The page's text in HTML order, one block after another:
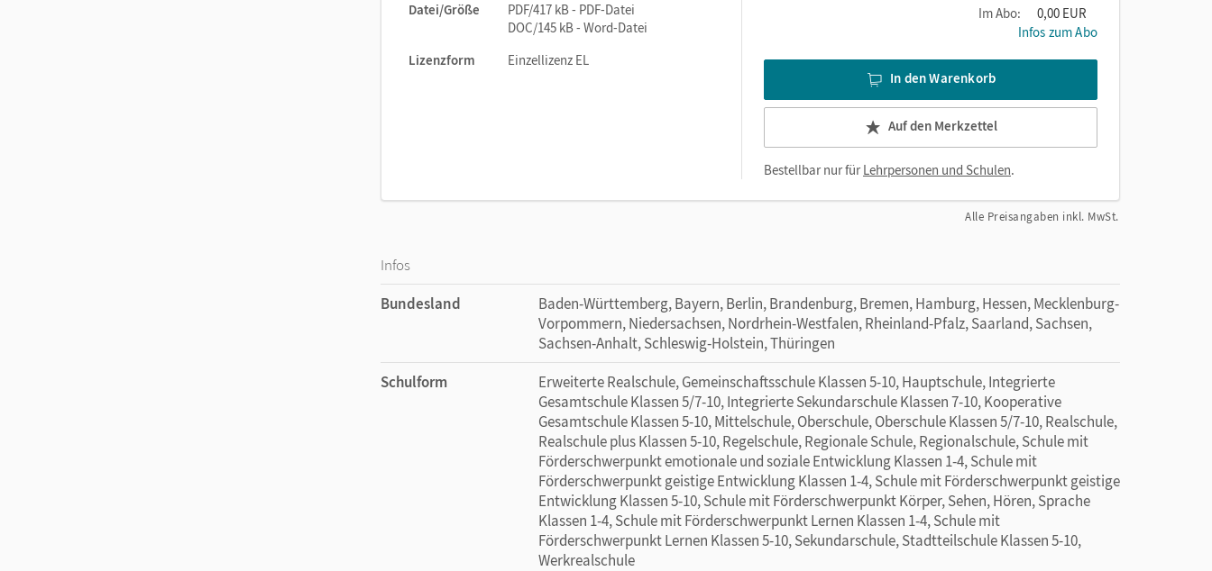
Datei/Größe
PDF/417 kB - PDF-Datei
DOC/145 kB - Word-Datei
Lizenzform
Einzellizenz EL
Im Abo:
0,00 EUR
Infos zum Abo
In den Warenkorb
Auf den Merkzettel
Bestellbar nur fürLehrpersonen und Schulen.
Alle Preisangaben inkl. MwSt.
Infos
Bundesland
Baden-Württemberg, Bayern, Berlin, Brandenburg, Bremen, Hamburg, Hessen, Mecklenburg-
Vorpommern, Niedersachsen, Nordrhein-Westfalen, Rheinland-Pfalz, Saarland, Sachsen,
Sachsen-Anhalt, Schleswig-Holstein, Thüringen
Schulform
Erweiterte Realschule, Gemeinschaftsschule Klassen 5-10, Hauptschule, Integrierte
Gesamtschule Klassen 5/7-10, Integrierte Sekundarschule Klassen 7-10, Kooperative
Gesamtschule Klassen 5-10, Mittelschule, Oberschule, Oberschule Klassen 5/7-10, Realschule,
Realschule plus Klassen 5-10, Regelschule, Regionale Schule, Regionalschule, Schule mit
Förderschwerpunkt emotionale und soziale Entwicklung Klassen 1-4, Schule mit
Förderschwerpunkt geistige Entwicklung Klassen 1-4, Schule mit Förderschwerpunkt geistige
Entwicklung Klassen 5-10, Schule mit Förderschwerpunkt Körper, Sehen, Hören, Sprache
Klassen 1-4, Schule mit Förderschwerpunkt Lernen Klassen 1-4, Schule mit
Förderschwerpunkt Lernen Klassen 5-10, Sekundarschule, Stadtteilschule Klassen 5-10,
Werkrealschule